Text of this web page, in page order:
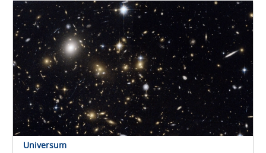
Universum